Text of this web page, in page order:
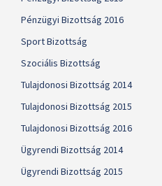
Pénzügyi Bizottság 2016
Sport Bizottság
Szociális Bizottság
Tulajdonosi Bizottság 2014
Tulajdonosi Bizottság 2015
Tulajdonosi Bizottság 2016
Ügyrendi Bizottság 2014
Ügyrendi Bizottság 2015